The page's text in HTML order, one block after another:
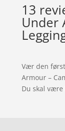
13
Under
Vær den
Armour –
Du skal være